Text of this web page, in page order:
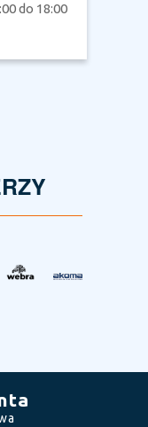
do 18:00